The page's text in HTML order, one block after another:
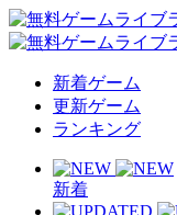
新着ゲーム
更新ゲーム
ランキング
新着